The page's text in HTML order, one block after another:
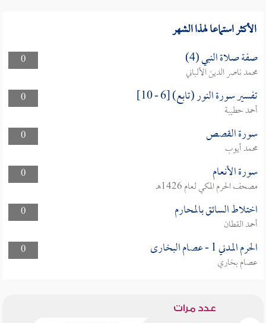
الأكثر استماعا لهذا الشهر
0 صفة صلاة النبي (4)
محمد ناصر الدين الألباني
0
تفسير سورة النور (تابع) [6 - 10]
أحمد حطيبة
0
سورة القصص
محمد أيوب
0
سورة الأنعام
مصحف الحرم المكي لعام 1426هـ
0
اختلاط السائق بالمحارم
أحمد القطان
0
الحرم المدني 1 - عصام البخارى
عصام بخاري
عدد مرات